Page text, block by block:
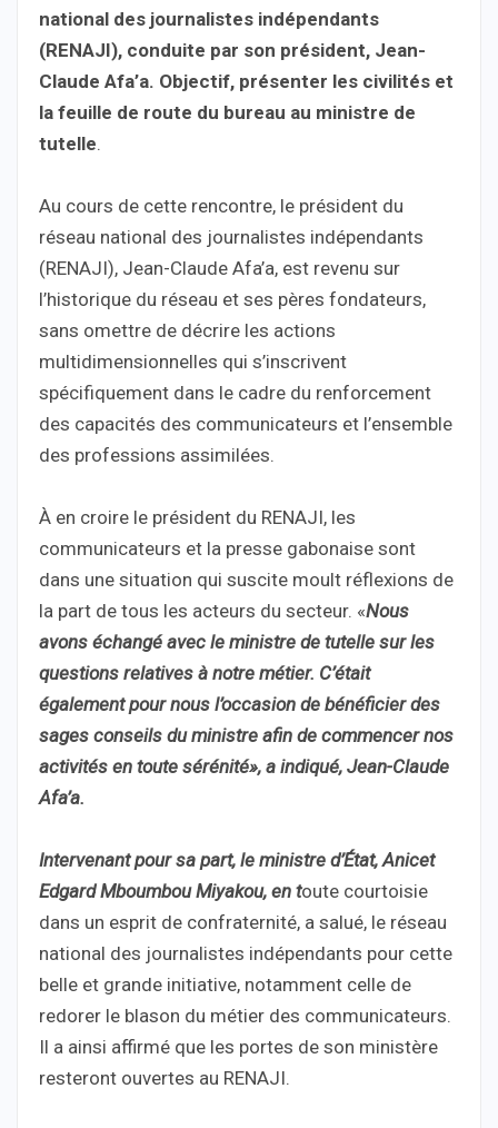
national des journalistes indépendants
(RENAJI), conduite par son président, Jean-
Claude Afa’a. Objectif, présenter les civilités et
la feuille de route du bureau au ministre de
tutelle.
Au cours de cette rencontre, le président du
réseau national des journalistes indépendants
(RENAJI), Jean-Claude Afa’a, est revenu sur
l’historique du réseau et ses pères fondateurs,
sans omettre de décrire les actions
multidimensionnelles qui s’inscrivent
spécifiquement dans le cadre du renforcement
des capacités des communicateurs et l’ensemble
des professions assimilées.
À en croire le président du RENAJI, les
communicateurs et la presse gabonaise sont
dans une situation qui suscite moult réflexions de
la part de tous les acteurs du secteur. «Nous
avons échangé avec le ministre de tutelle sur les
questions relatives à notre métier. C’était
également pour nous l’occasion de bénéficier des
sages conseils du ministre afin de commencer nos
activités en toute sérénité», a indiqué, Jean-Claude
Afa’a.
Intervenant pour sa part, le ministre d’État, Anicet
Edgard Mboumbou Miyakou, en toute courtoisie
dans un esprit de confraternité, a salué, le réseau
national des journalistes indépendants pour cette
belle et grande initiative, notamment celle de
redorer le blason du métier des communicateurs.
Il a ainsi affirmé que les portes de son ministère
resteront ouvertes au RENAJI.